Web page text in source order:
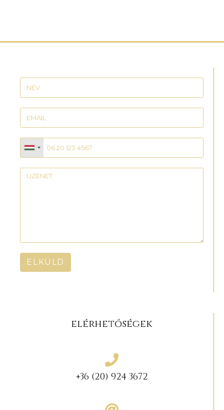
ELKÜLD
elérhetőségek
+36 (20) 924 3672